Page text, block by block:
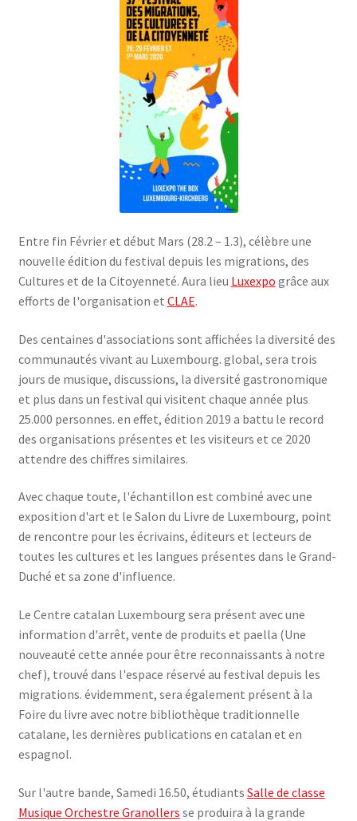
Entre fin Février et début Mars (28.2 – 1.3), célèbre une
nouvelle édition du festival depuis les migrations, des
Cultures et de la Citoyenneté. Aura lieu Luxexpo grâce aux
efforts de l'organisation et CLAE.
Des centaines d'associations sont affichées la diversité des
communautés vivant au Luxembourg. global, sera trois
jours de musique, discussions, la diversité gastronomique
et plus dans un festival qui visitent chaque année plus
25.000 personnes. en effet, édition 2019 a battu le record
des organisations présentes et les visiteurs et ce 2020
attendre des chiffres similaires.
Avec chaque toute, l'échantillon est combiné avec une
exposition d'art et le Salon du Livre de Luxembourg, point
de rencontre pour les écrivains, éditeurs et lecteurs de
toutes les cultures et les langues présentes dans le Grand-
Duché et sa zone d'influence.
Le Centre catalan Luxembourg sera présent avec une
information d'arrêt, vente de produits et paella (Une
nouveauté cette année pour être reconnaissants à notre
chef), trouvé dans l'espace réservé au festival depuis les
migrations. évidemment, sera également présent à la
Foire du livre avec notre bibliothèque traditionnelle
catalane, les dernières publications en catalan et en
espagnol.
Sur l'autre bande, Samedi 16.50, étudiants Salle de classe
Musique Orchestre Granollers se produira à la grande